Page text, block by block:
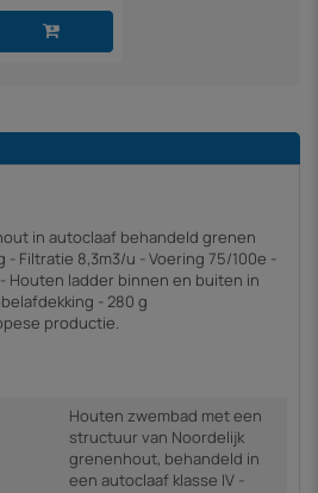
in autoclaaf behandeld grenen
- Filtratie 8,3m3/u - Voering 75/100e -
Houten ladder binnen en buiten in
- 280 g
productie.
Houten zwembad met een
structuur van Noordelijk
grenenhout, behandeld in
een autoclaaf klasse IV -